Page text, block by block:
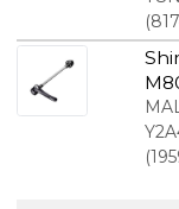
(
us
(